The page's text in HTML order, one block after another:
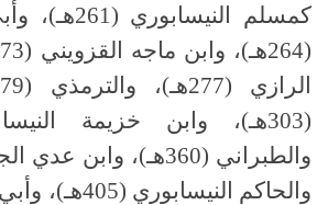
كمسلم
والحاكم